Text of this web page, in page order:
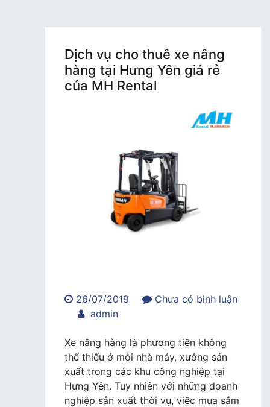
Dịch vụ cho thuê xe nâng
hàng tại Hưng Yên giá rẻ
của MH Rental
26/07/2019
Chưa có bình luận
trong
vụ
cho
thuê
xe
nâng
admin
Xe nâng hàng là phương tiện không
thể thiếu ở mỗi nhà máy, xưởng sản
xuất trong các khu công nghiệp tại
Hưng Yên. Tuy nhiên với những doanh
nghiệp sản xuất thời vụ, việc mua sắm